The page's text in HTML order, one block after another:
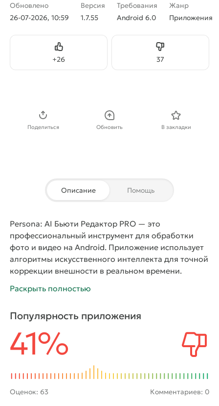
Обновлено
26-07-2026, 10:59
Версия
1.7.55
Требования
Android 6.0
Жанр
Приложения
+26
Нравится 37Не нравится
Поделиться Обновить В закладки
Описание Помощь
Persona: AI Бьюти Редактор PRO — это
профессиональный инструмент для обработки
фото и видео на Android. Приложение использует
алгоритмы искусственного интеллекта для точной
коррекции внешности в реальном времени.
кожи. Пользователь видит результат до
быстрые правки, так и детальную настройку
параметров. Интерфейс остаётся понятным даже
при большом количестве функций.
Редактор
предлагает широкий набор инструментов для
лица и фигуры. Пользователь регулирует черты,
корректирует пропорции и настраивает цвет.
Фильтры работают аккуратно и сохраняют
Раскрыть полностью
Популярность приложения
41%
Оценок: 63 Комментариев: 0